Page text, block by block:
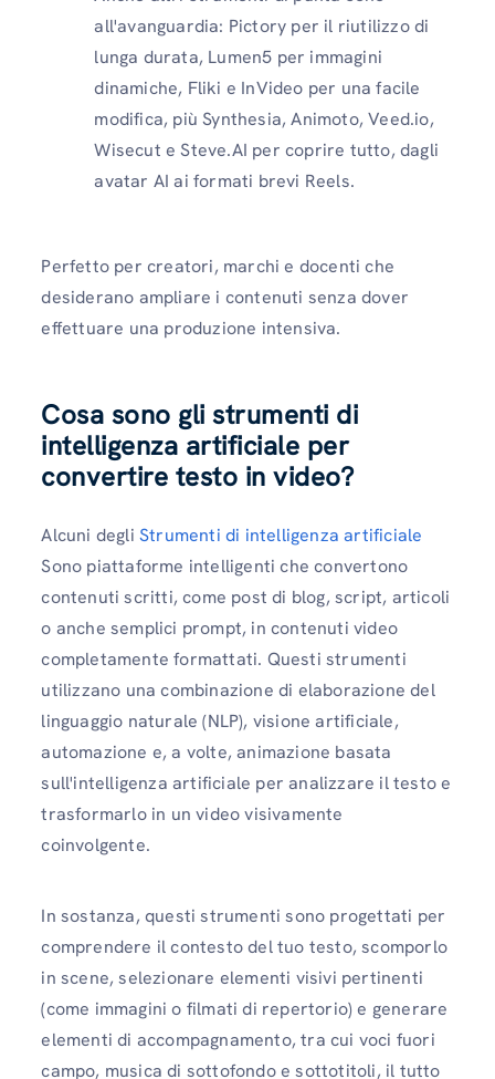
all'avanguardia: Pictory per il riutilizzo di
lunga durata, Lumen5 per immagini
dinamiche, Fliki e InVideo per una facile
modifica, più Synthesia, Animoto, Veed.io,
Wisecut e Steve.AI per coprire tutto, dagli
avatar AI ai formati brevi Reels.
Perfetto per creatori, marchi e docenti che
desiderano ampliare i contenuti senza dover
effettuare una produzione intensiva.
Cosa sono gli strumenti di
intelligenza artificiale per
convertire testo in video?
Alcuni degli Strumenti di intelligenza artificiale
Sono piattaforme intelligenti che convertono
contenuti scritti, come post di blog, script, articoli
o anche semplici prompt, in contenuti video
completamente formattati. Questi strumenti
utilizzano una combinazione di elaborazione del
linguaggio naturale (NLP), visione artificiale,
automazione e, a volte, animazione basata
sull'intelligenza artificiale per analizzare il testo e
trasformarlo in un video visivamente
coinvolgente.
In sostanza, questi strumenti sono progettati per
comprendere il contesto del tuo testo, scomporlo
in scene, selezionare elementi visivi pertinenti
(come immagini o filmati di repertorio) e generare
elementi di accompagnamento, tra cui voci fuori
campo, musica di sottofondo e sottotitoli, il tutto